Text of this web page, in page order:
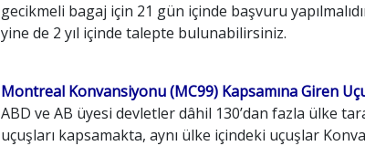
gecikmeli bagaj için 21 gün içinde başvuru
yine de 2 yıl içinde talepte bulunabilirsiniz.
Montreal Konvansiyonu (MC99) Kapsamına Giren
ABD ve AB üyesi devletler dâhil 130’dan fazla ülke
uçuşları kapsamakta, aynı ülke içindeki uçuşlar